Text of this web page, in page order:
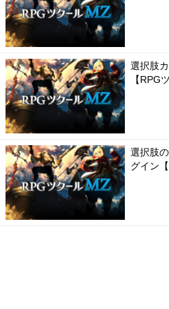
選択肢
【RPG
選択肢
グイン